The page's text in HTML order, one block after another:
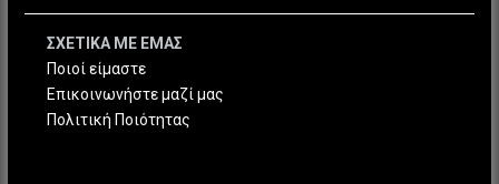
ΣΧΕΤΙΚΑ ΜΕ ΕΜΑΣ
Ποιοί είμαστε
Επικοινωνήστε μαζί μας
Πολιτική Ποιότητας